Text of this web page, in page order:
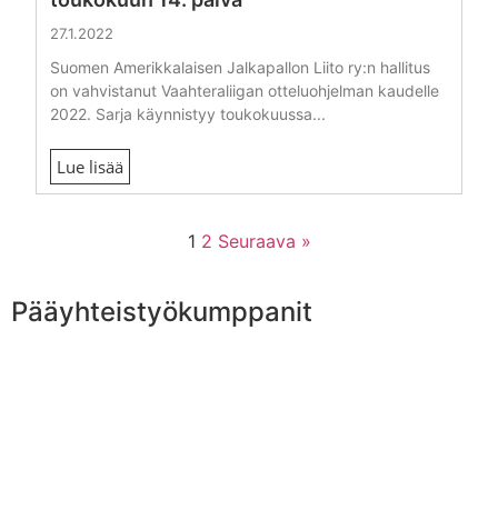
27.1.2022
Suomen Amerikkalaisen Jalkapallon Liito ry:n hallitus
on vahvistanut Vaahteraliigan otteluohjelman kaudelle
2022. Sarja käynnistyy toukokuussa...
Lue lisää
1 2 Seuraava »
Pääyhteistyökumppanit